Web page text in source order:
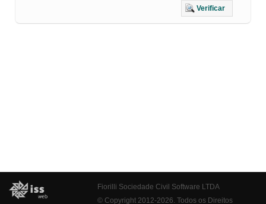
Verificar
Fiorilli Sociedade Civil Software LTDA
© Copyright 2012-2026. Todos os Direitos